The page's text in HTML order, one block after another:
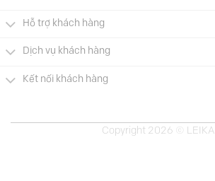
Hỗ trợ khách hàng
Dịch vụ khách hàng
Kết nối khách hàng
Copyright 2026 © LEIKA